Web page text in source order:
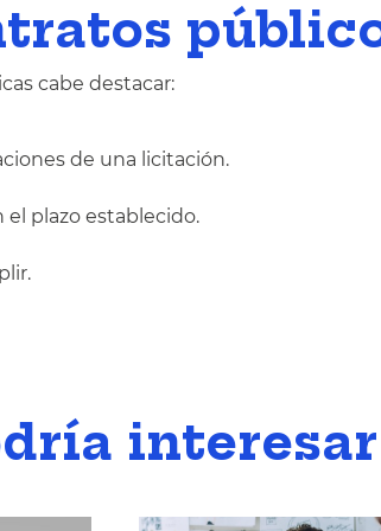
cabe destacar:
de una licitación.
plazo establecido.
interesar